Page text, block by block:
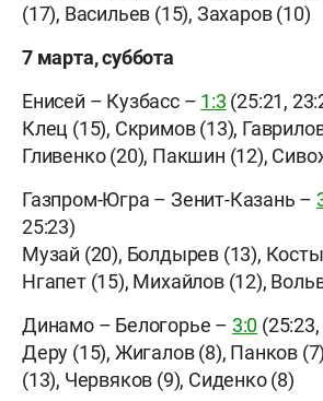
(17), Васильев (15), Захаров (10)
7 марта, суббота
Енисей – Кузбасс – 1:3 (25:21,
Клец (15), Скримов (13),
Гливенко (20), Пакшин (12),
Газпром-Югра – Зенит-Казань –
25:23)
Музай (20), Болдырев (13),
Нгапет (15), Михайлов (12),
Динамо – Белогорье – 3:0
Деру (15), Жигалов (8), Панков
(13), Червяков (9), Сиденко (8)